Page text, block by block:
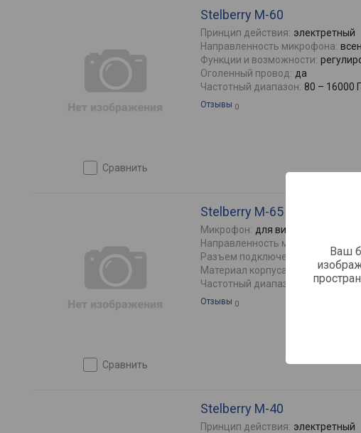
Ваш
сравнить
Stelberry M-60
Принцип действия: электретный
Направленность микрофона:
Функции и возможности:
Оголенный провод: да
Частотный диапазон: 80 – 16000
Отзывы 0
сравнить
Stelberry M-65
Микрофон: для видеокамеры
Направленность микрофона:
Разъем подключения:
Материал корпуса:
металл
Частотный диапазон:
80 – 16000
Отзывы 0
Stelberry M-40
Принцип действия: электретный